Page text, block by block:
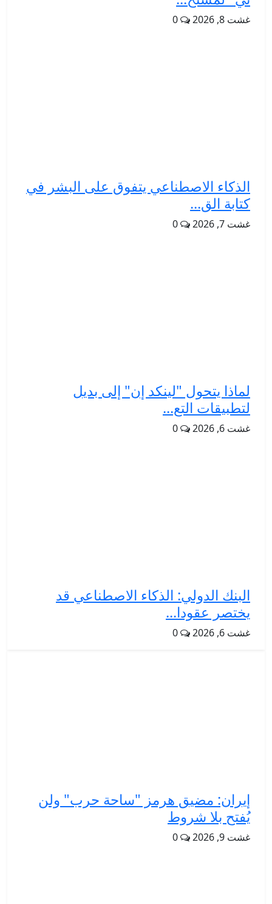
غشت 8, 2026 0
الذكاء الاصطناعي يتفوق على البشر في
كتابة الق...
غشت 7, 2026 0
لماذا يتحول "لينكد إن" إلى بديل
لتطبيقات التع...
غشت 6, 2026 0
البنك الدولي: الذكاء الاصطناعي قد
يختصر عقودا...
غشت 6, 2026 0
إيران: مضيق هرمز "ساحة حرب" ولن
يُفتح بلا شروط
غشت 9, 2026 0